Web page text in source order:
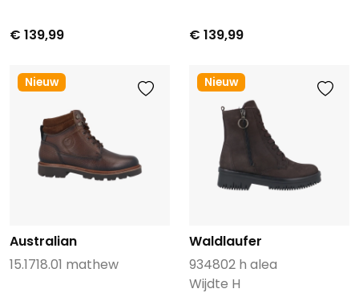
€ 139,99 € 139,99
Nieuw
Australian
15.1718.01 mathew
Nieuw
Waldlaufer
934802 h alea
Wijdte H